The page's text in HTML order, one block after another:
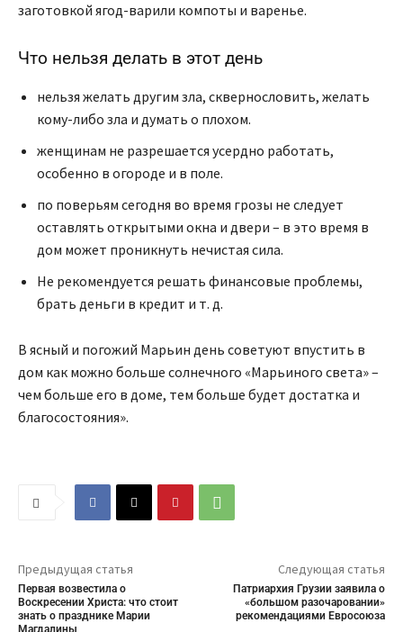
заготовкой ягод-варили компоты и варенье.
Что нельзя делать в этот день
нельзя желать другим зла, сквернословить, желать
кому-либо зла и думать о плохом.
женщинам не разрешается усердно работать,
особенно в огороде и в поле.
по поверьям сегодня во время грозы не следует
оставлять открытыми окна и двери – в это время в
дом может проникнуть нечистая сила.
Не рекомендуется решать финансовые проблемы,
брать деньги в кредит и т. д.
В ясный и погожий Марьин день советуют впустить в
дом как можно больше солнечного «Марьиного света» –
чем больше его в доме, тем больше будет достатка и
благосостояния».
Предыдущая статья
Первая возвестила о
Воскресении Христа: что стоит
знать о празднике Марии
Магдалины
Следующая статья
Патриархия Грузии заявила о
«большом разочаровании»
рекомендациями Евросоюза